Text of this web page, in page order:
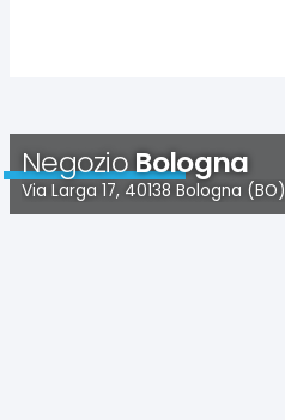
NegozioBologna
Via Larga 17, 40138 Bologna (BO)